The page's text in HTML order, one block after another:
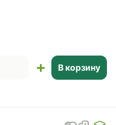
В корзину